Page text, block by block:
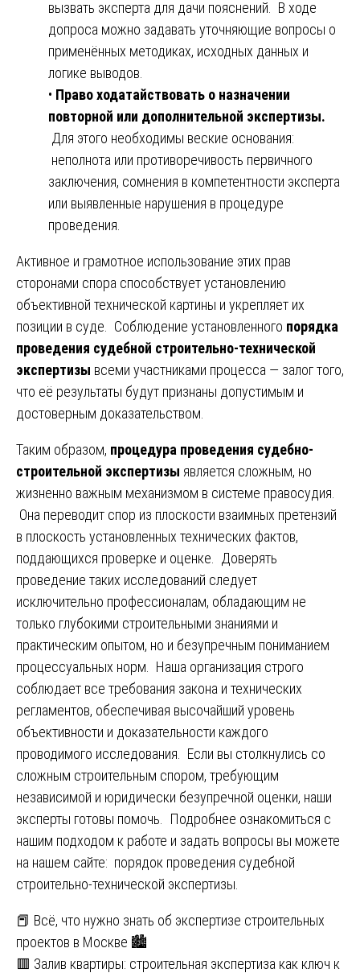
вызвать эксперта для дачи пояснений. В ходе
допроса можно задавать уточняющие вопросы о
применённых методиках, исходных данных и
логике выводов.
• Право ходатайствовать о назначении
повторной или дополнительной экспертизы.
Для этого необходимы веские основания:
неполнота или противоречивость первичного
заключения, сомнения в компетентности эксперта
или выявленные нарушения в процедуре
проведения.
Активное и грамотное использование этих прав
сторонами спора способствует установлению
объективной технической картины и укрепляет их
позиции в суде. Соблюдение установленного порядка
проведения судебной строительно-технической
экспертизы всеми участниками процесса — залог того,
что её результаты будут признаны допустимым и
достоверным доказательством.
Таким образом, процедура проведения судебно-
строительной экспертизы является сложным, но
жизненно важным механизмом в системе правосудия.
Она переводит спор из плоскости взаимных претензий
в плоскость установленных технических фактов,
поддающихся проверке и оценке. Доверять
проведение таких исследований следует
исключительно профессионалам, обладающим не
только глубокими строительными знаниями и
практическим опытом, но и безупречным пониманием
процессуальных норм. Наша организация строго
соблюдает все требования закона и технических
регламентов, обеспечивая высочайший уровень
объективности и доказательности каждого
проводимого исследования. Если вы столкнулись со
сложным строительным спором, требующим
независимой и юридически безупречной оценки, наши
эксперты готовы помочь. Подробнее ознакомиться с
нашим подходом к работе и задать вопросы вы можете
на нашем сайте: порядок проведения судебной
строительно-технической экспертизы
Навигация
по
📕 Всё, что нужно знать об экспертизе строительных
проектов в Москве 🏙
🟥 Залив квартиры: строительная экспертиза как ключ к